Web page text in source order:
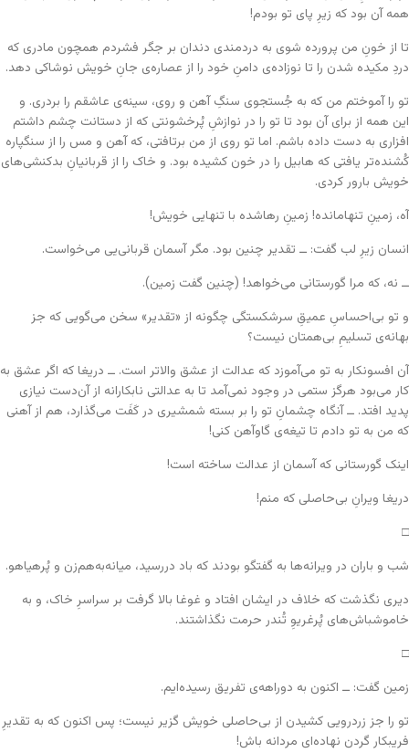
همه آن بود که زیرِ پای تو بودم!
تا از خونِ من پرورده شوی به دردمندی دندان بر جگر فشردم همچون مادری که
دردِ مکیده شدن را تا نوزاده‌ی دامنِ خود را از عصاره‌ی جانِ خویش نوشاکی دهد.
تو را آموختم من که به جُستجوی سنگِ آهن و روی، سینه‌ی عاشقم را بردری. و
این همه از برای آن بود تا تو را در نوازشِ پُرخشونتی که از دستانت چشم داشتم
افزاری به دست داده باشم. اما تو روی از من برتافتی، که آهن و مس را از سنگپاره
کُشنده‌تر یافتی که هابیل را در خون کشیده بود. و خاک را از قربانیانِ بدکنشی‌های
خویش بارور کردی.
آه، زمینِ تنهامانده! زمینِ رهاشده با تنهایی‌ خویش!
انسان زیرِ لب گفت: ــ تقدیر چنین بود. مگر آسمان قربانی‌یی می‌خواست.
ــ نه، که مرا گورستانی می‌خواهد! (چنین گفت زمین).
و تو بی‌احساسِ عمیقِ سرشکستگی چگونه از «تقدیر» سخن می‌گویی که جز
بهانه‌ی تسلیمِ بی‌همتان نیست؟
آن افسونکار به تو می‌آموزد که عدالت از عشق والاتر است. ــ دریغا که اگر عشق به
کار می‌بود هرگز ستمی در وجود نمی‌آمد تا به عدالتی نابکارانه از آن‌دست نیازی
پدید افتد. ــ آنگاه چشمانِ تو را بر بسته شمشیری در کَفَت می‌گذارد، هم از آهنی
که من به تو دادم تا تیغه‌ی گاوآهن کنی!
اینک گورستانی که آسمان از عدالت ساخته است!
دریغا ویرانِ بی‌حاصلی که منم!
□
شب و باران در ویرانه‌ها به گفتگو بودند که باد دررسید، میانه‌به‌هم‌زن و پُرهیاهو.
دیری نگذشت که خلاف در ایشان افتاد و غوغا بالا گرفت بر سراسرِ خاک، و به
خاموشباش‌های پُرغریوِ تُندر حرمت نگذاشتند.
□
زمین گفت: ــ اکنون به دوراهه‌ی تفریق رسیده‌ایم.
تو را جز زردرویی کشیدن از بی‌حاصلی‌ خویش گزیر نیست؛ پس اکنون که به تقدیرِ
فریبکار گردن نهاده‌ای مردانه باش!